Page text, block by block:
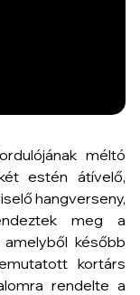
méltó
estén átívelő,
hangverseny,
meg a
később
kortárs
rendelte a